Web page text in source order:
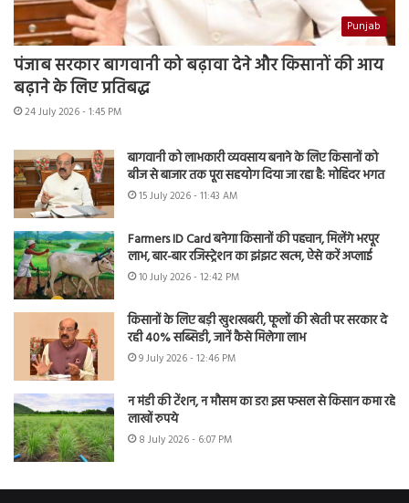
Punjab
पंजाब सरकार बागवानी को बढ़ावा देने और किसानों की आय
बढ़ाने के लिए प्रतिबद्ध
24 July 2026 - 1:45 PM
बागवानी को लाभकारी व्यवसाय बनाने के लिए किसानों को
बीज से बाजार तक पूरा सहयोग दिया जा रहा है: मोहिंदर भगत
15 July 2026 - 11:43 AM
Farmers ID Card बनेगा किसानों की पहचान, मिलेंगे भरपूर
लाभ, बार-बार रजिस्ट्रेशन का झंझट खत्म, ऐसे करें अप्लाई
10 July 2026 - 12:42 PM
किसानों के लिए बड़ी खुशखबरी, फूलों की खेती पर सरकार दे
रही 40% सब्सिडी, जानें कैसे मिलेगा लाभ
9 July 2026 - 12:46 PM
न मंडी की टेंशन, न मौसम का डर! इस फसल से किसान कमा रहे
लाखों रुपये
8 July 2026 - 6:07 PM